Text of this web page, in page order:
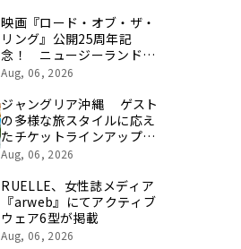
映画『ロード・オブ・ザ・
リング』公開25周年記
念！ ニュージーランド最
高峰のシングルモルト、
量限定ウイスキー「リング
ベアラー」が誕生
Aug, 06, 2026
ジャングリア沖縄 ゲスト
の多様な旅スタイルに応え
たチケットラインアップ拡
充 余すことなく魅力を堪
ト」新登場
Aug, 06, 2026
RUELLE、女性誌メディア
『arweb』にてアクティブ
ウェア6型が掲載
Aug, 06, 2026